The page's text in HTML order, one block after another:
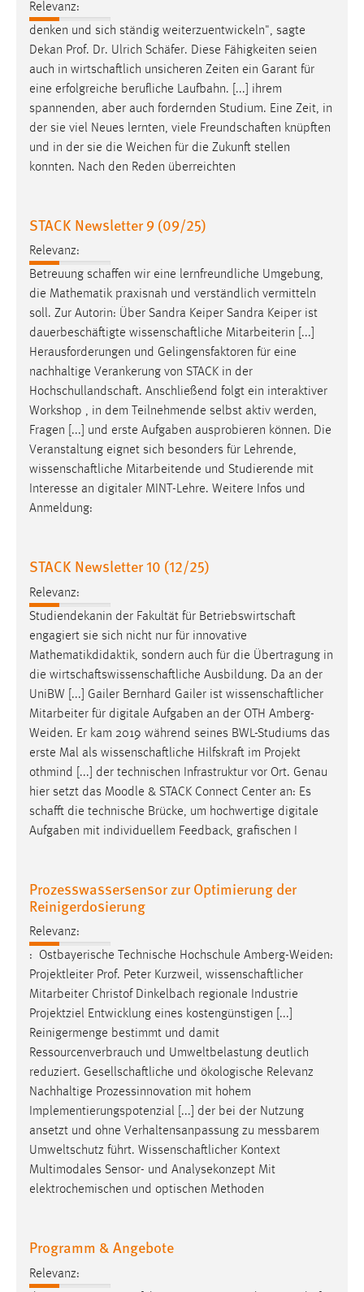
Relevanz:
denken und sich ständig weiterzuentwickeln", sagte
Dekan Prof. Dr. Ulrich Schäfer. Diese Fähigkeiten seien
auch in wirtschaftlich unsicheren Zeiten ein Garant für
eine erfolgreiche berufliche Laufbahn. [...] ihrem
spannenden, aber auch fordernden Studium. Eine Zeit, in
der sie viel Neues lernten, viele Freundschaften knüpften
und in der sie die Weichen für die Zukunft stellen
konnten. Nach den Reden überreichten
STACK Newsletter 9 (09/25)
Relevanz:
Betreuung schaffen wir eine lernfreundliche Umgebung,
die Mathematik praxisnah und verständlich vermitteln
soll. Zur Autorin: Über Sandra Keiper Sandra Keiper ist
dauerbeschäftigte wissenschaftliche Mitarbeiterin [...]
Herausforderungen und Gelingensfaktoren für eine
nachhaltige Verankerung von STACK in der
Hochschullandschaft. Anschließend folgt ein interaktiver
Workshop , in dem Teilnehmende selbst aktiv werden,
Fragen [...] und erste Aufgaben ausprobieren können. Die
Veranstaltung eignet sich besonders für Lehrende,
wissenschaftliche Mitarbeitende und Studierende mit
Interesse an digitaler MINT-Lehre. Weitere Infos und
Anmeldung:
STACK Newsletter 10 (12/25)
Relevanz:
Studiendekanin der Fakultät für Betriebswirtschaft
engagiert sie sich nicht nur für innovative
Mathematikdidaktik, sondern auch für die Übertragung in
die wirtschaftswissenschaftliche Ausbildung. Da an der
UniBW [...] Gailer Bernhard Gailer ist wissenschaftlicher
Mitarbeiter für digitale Aufgaben an der OTH Amberg-
Weiden. Er kam 2019 während seines BWL-Studiums das
erste Mal als wissenschaftliche Hilfskraft im Projekt
othmind [...] der technischen Infrastruktur vor Ort. Genau
hier setzt das Moodle & STACK Connect Center an: Es
schafft die technische Brücke, um hochwertige digitale
Aufgaben mit individuellem Feedback, grafischen I
Prozesswassersensor zur Optimierung der
Reinigerdosierung
Relevanz:
: ​ Ostbayerische Technische Hochschule Amberg-Weiden:
Projektleiter Prof. Peter Kurzweil, wissenschaftlicher
Mitarbeiter Christof Dinkelbach regionale Industrie
Projektziel Entwicklung eines kostengünstigen [...]
Reinigermenge bestimmt und damit
Ressourcenverbrauch und Umweltbelastung deutlich
reduziert. Gesellschaftliche und ökologische Relevanz
Nachhaltige Prozessinnovation mit hohem
Implementierungspotenzial [...] der bei der Nutzung
ansetzt und ohne Verhaltensanpassung zu messbarem
Umweltschutz führt. Wissenschaftlicher Kontext
Multimodales Sensor- und Analysekonzept Mit
elektrochemischen und optischen Methoden
Programm & Angebote
Relevanz: